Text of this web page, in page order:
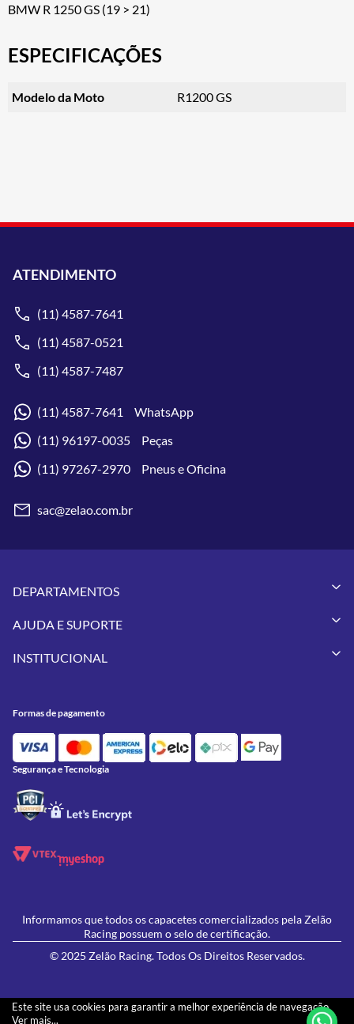
Este site usa cookies para garantir a melhor experiência de navegação.
Ver mais...
BMW R 1250 GS (19 > 21)
ESPECIFICAÇÕES
Modelo da Moto R1200 GS
ATENDIMENTO
(11) 4587-7641
(11) 4587-0521
(11) 4587-7487
(11) 4587-7641 WhatsApp
(11) 96197-0035 Peças
(11) 97267-2970 Pneus e Oficina
sac@zelao.com.br
DEPARTAMENTOS
Vestuários
Pneus
Utilidades
Feminino
Lançamentos
AJUDA E SUPORTE
Meus Pedidos
Política de Privacidade
Política de Campanhas e promoções
INSTITUCIONAL
Contato
Oficina/Serviços
Formas de pagamento
Segurança e Tecnologia
Informamos que todos os capacetes comercializados pela Zelão
Racing possuem o selo de certificação.
© 2025 Zelão Racing. Todos Os Direitos Reservados.